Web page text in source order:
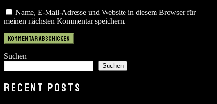
Name, E-Mail-Adresse und Website in diesem Browser für
meinen nächsten Kommentar speichern.
Suchen
Suchen
RECENT POSTS